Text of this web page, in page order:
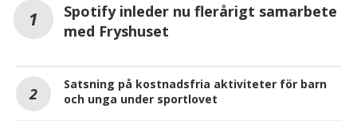
Spotify inleder nu flerårigt samarbete
med Fryshuset
Satsning på kostnadsfria aktiviteter för barn
och unga under sportlovet